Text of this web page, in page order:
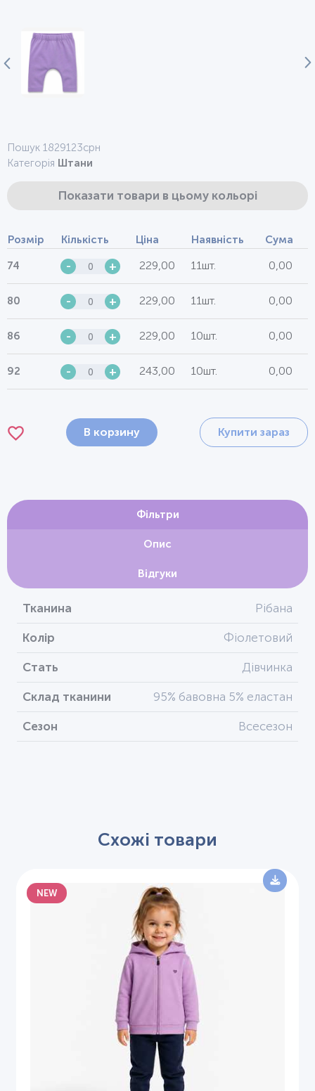
Пошук 1829123срн
Категорія Штани
Показати товари в цьому кольорі
Розмір Кількість Ціна Наявність Сума
74 - + 229,00 11шт. 0,00
80 - + 229,00 11шт. 0,00
86 - + 229,00 10шт. 0,00
92 - + 243,00 10шт. 0,00
В корзину Купити зараз
Фільтри
Опис
Відгуки
Тканина Рібана
Колір Фіолетовий
Стать Дівчинка
Склад тканини 95% бавовна 5% еластан
Сезон Всесезон
Схожі товари
NEW